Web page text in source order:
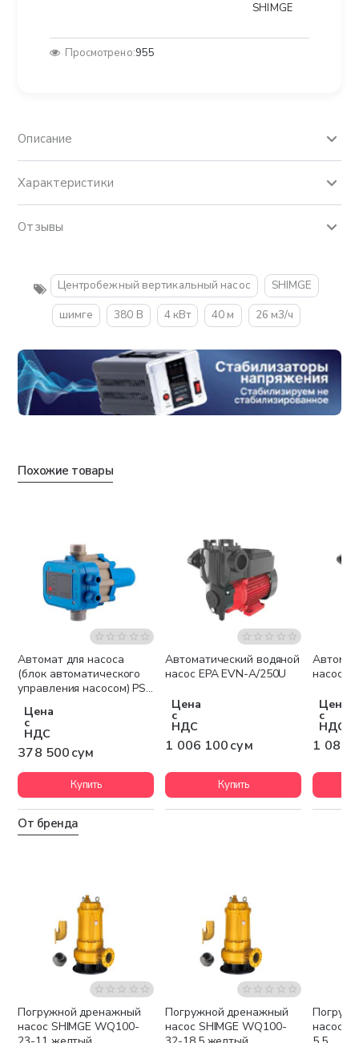
SHIMGE
Просмотрено:955
Описание
Характеристики
Отзывы
Центробежный вертикальный насос
SHIMGE
шимге
380 В 4 кВт 40 м 26 м3/ч
Похожие товары
Автомат для насоса
(блок автоматического
управления насосом) PS-
Цена
с
НДС
378 500 сум
Купить
Автоматический водяной
насос EPA EVN-A/250U
Цена
с
НДС
1 006 100 сум
Купить
насос
Цена
с
НДС
1 084
От бренда
Бесплатная доставка
Погружной дренажный
насос SHIMGE WQ100-
Бесплатная доставка
Погружной дренажный
насос SHIMGE WQ100-
насос